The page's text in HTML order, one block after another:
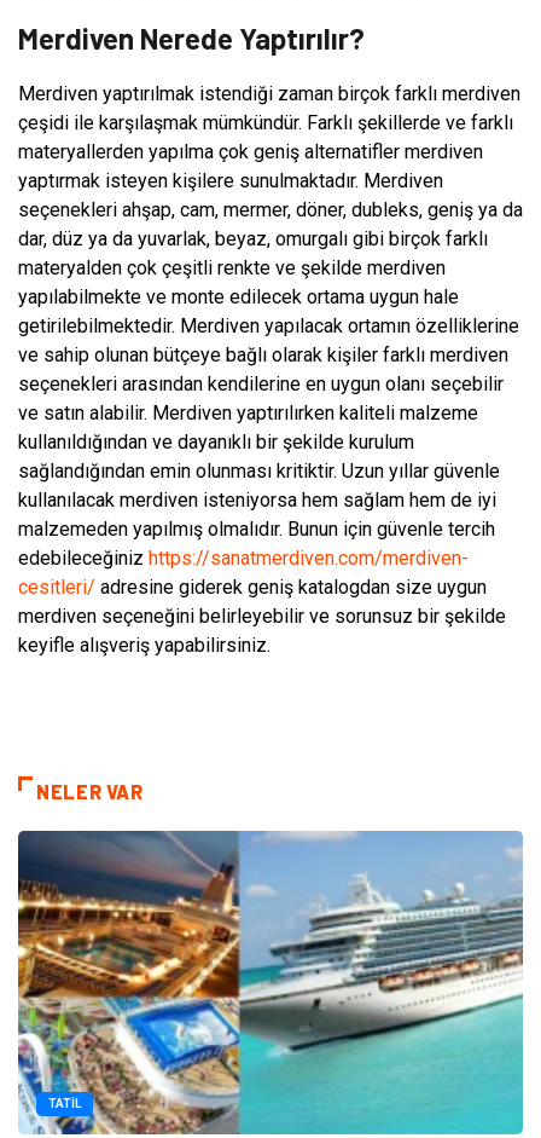
Merdiven Nerede Yaptırılır?
Merdiven yaptırılmak istendiği zaman birçok farklı merdiven
çeşidi ile karşılaşmak mümkündür. Farklı şekillerde ve farklı
materyallerden yapılma çok geniş alternatifler merdiven
yaptırmak isteyen kişilere sunulmaktadır. Merdiven
seçenekleri ahşap, cam, mermer, döner, dubleks, geniş ya da
dar, düz ya da yuvarlak, beyaz, omurgalı gibi birçok farklı
materyalden çok çeşitli renkte ve şekilde merdiven
yapılabilmekte ve monte edilecek ortama uygun hale
getirilebilmektedir. Merdiven yapılacak ortamın özelliklerine
ve sahip olunan bütçeye bağlı olarak kişiler farklı merdiven
seçenekleri arasından kendilerine en uygun olanı seçebilir
ve satın alabilir. Merdiven yaptırılırken kaliteli malzeme
kullanıldığından ve dayanıklı bir şekilde kurulum
sağlandığından emin olunması kritiktir. Uzun yıllar güvenle
kullanılacak merdiven isteniyorsa hem sağlam hem de iyi
malzemeden yapılmış olmalıdır. Bunun için güvenle tercih
edebileceğiniz https://sanatmerdiven.com/merdiven-
cesitleri/ adresine giderek geniş katalogdan size uygun
merdiven seçeneğini belirleyebilir ve sorunsuz bir şekilde
keyifle alışveriş yapabilirsiniz.
NELER VAR
TATIL